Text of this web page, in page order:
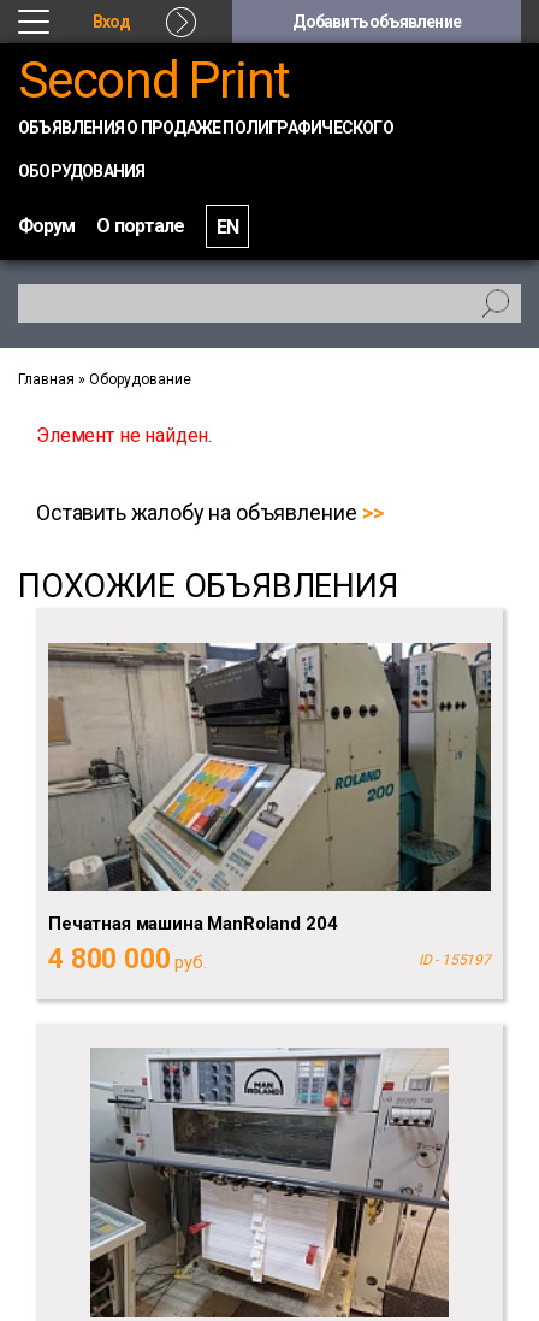
Вход Добавить объявление
Second Print
ОБЪЯВЛЕНИЯ О ПРОДАЖЕ ПОЛИГРАФИЧЕСКОГО
ОБОРУДОВАНИЯ
Форум О портале EN
Главная » Оборудование
Элемент не найден.
Оставить жалобу на объявление
ПОХОЖИЕ ОБЪЯВЛЕНИЯ
Печатная машина ManRoland 204
4 800 000 руб. ID - 155197